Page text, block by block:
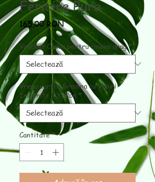
Fericire Pura
165,00 RONPreț
Voucher Cadou pentru cineva drag *
Vreau cartea Gradina cu Visuri
Implinite - 35Ron *
Cantitate *